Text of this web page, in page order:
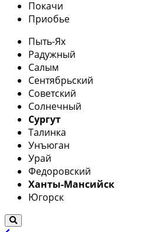
Покачи
Приобье
Пыть-Ях
Радужный
Салым
Сентябрьский
Советский
Солнечный
Сургут
Талинка
Унъюган
Урай
Федоровский
Ханты-Мансийск
Югорск